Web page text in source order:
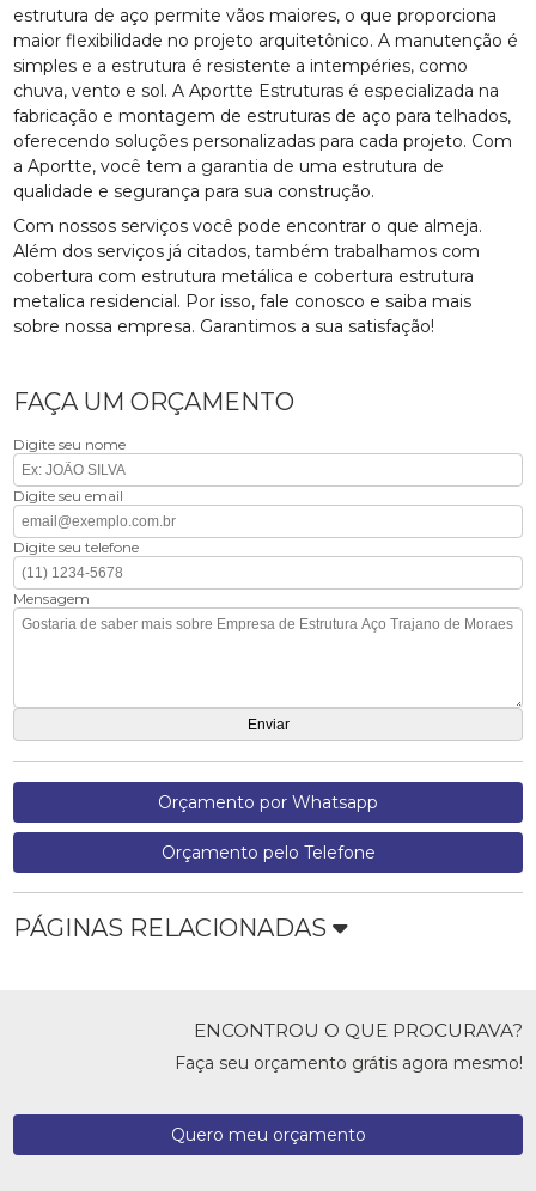
estrutura de aço permite vãos maiores, o que proporciona
maior flexibilidade no projeto arquitetônico. A manutenção é
simples e a estrutura é resistente a intempéries, como
chuva, vento e sol. A Aportte Estruturas é especializada na
fabricação e montagem de estruturas de aço para telhados,
oferecendo soluções personalizadas para cada projeto. Com
a Aportte, você tem a garantia de uma estrutura de
qualidade e segurança para sua construção.
Com nossos serviços você pode encontrar o que almeja.
Além dos serviços já citados, também trabalhamos com
cobertura com estrutura metálica e cobertura estrutura
metalica residencial. Por isso, fale conosco e saiba mais
sobre nossa empresa. Garantimos a sua satisfação!
FAÇA UM ORÇAMENTO
Digite seu nome
Digite seu email
Digite seu telefone
Mensagem
Orçamento por Whatsapp
Orçamento pelo Telefone
PÁGINAS RELACIONADAS
ENCONTROU O QUE PROCURAVA?
Faça seu orçamento grátis agora mesmo!
Quero meu orçamento